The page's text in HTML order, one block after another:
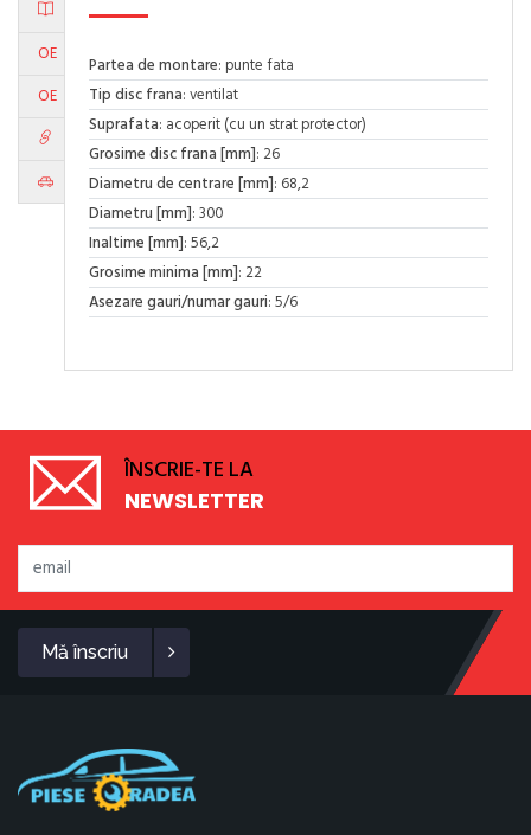
OE
OE
Partea de montare: punte fata
Tip disc frana: ventilat
Suprafata: acoperit (cu un strat protector)
Grosime disc frana [mm]: 26
Diametru de centrare [mm]: 68,2
Diametru [mm]: 300
Inaltime [mm]: 56,2
Grosime minima [mm]: 22
Asezare gauri/numar gauri: 5/6
ÎNSCRIE-TE LA
NEWSLETTER
Mă înscriu